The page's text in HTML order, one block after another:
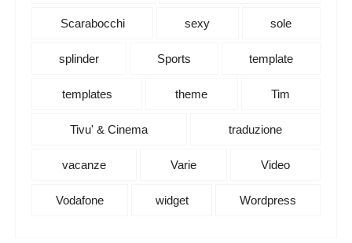
Scarabocchi sexy sole
splinder Sports template
templates theme Tim
Tivu' & Cinema traduzione
vacanze Varie Video
Vodafone widget Wordpress